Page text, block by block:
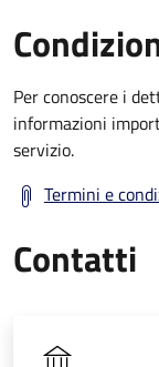
Per conoscere i
informazioni
servizio.
Termini e
Contatti